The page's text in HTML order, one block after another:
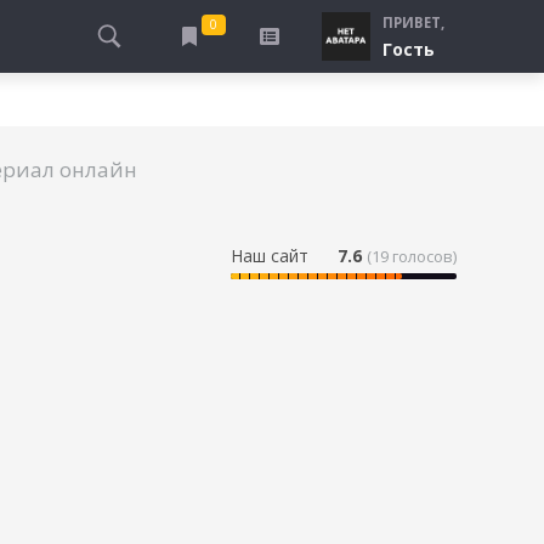
СПЕЦСЛУЖБЫ
ПРО ШКОЛУ, ПОДРОСТКОВ
0
БУДУ СМОТРЕТЬ
ПРИВЕТ,
Гость
онлайн
Наш сайт 7.6 (19 голосов)